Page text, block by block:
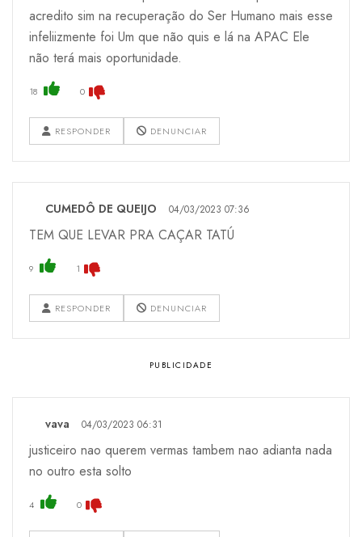
acredito sim na recuperação do Ser Humano mais esse
infeliizmente foi Um que não quis e lá na APAC Ele
não terá mais oportunidade.
18 0
RESPONDER DENUNCIAR
CUMEDÔ DE QUEIJO 04/03/2023 07:36
TEM QUE LEVAR PRA CAÇAR TATÚ
9 1
RESPONDER DENUNCIAR
vava 04/03/2023 06:31
justiceiro nao querem vermas tambem nao adianta nada
no outro esta solto
4 0